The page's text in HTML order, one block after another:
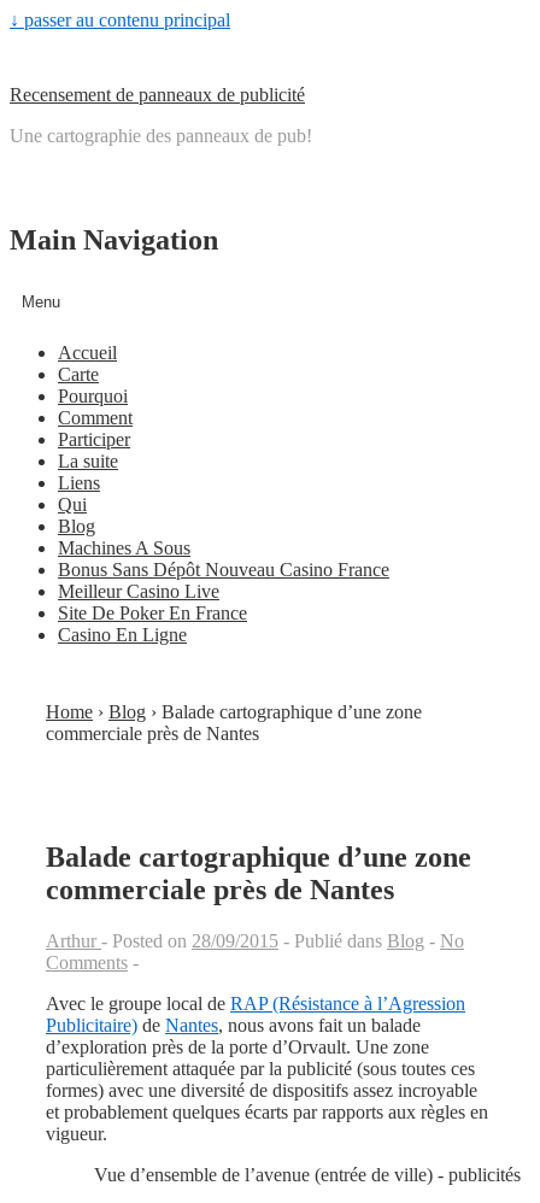
↓ passer au contenu principal
Recensement de panneaux de publicité
Une cartographie des panneaux de pub!
Main Navigation
Menu
Accueil
Carte
Pourquoi
Comment
Participer
La suite
Liens
Qui
Blog
Machines A Sous
Bonus Sans Dépôt Nouveau Casino France
Meilleur Casino Live
Site De Poker En France
Casino En Ligne
Home › Blog › Balade cartographique d’une zone
commerciale près de Nantes
Balade cartographique d’une zone
commerciale près de Nantes
Arthur Posted on 28/09/2015 Publié dans Blog
No
Comments
Avec le groupe local de RAP (Résistance à l’Agression
Publicitaire) de Nantes, nous avons fait un balade
d’exploration près de la porte d’Orvault. Une zone
particulièrement attaquée par la publicité (sous toutes ces
formes) avec une diversité de dispositifs assez incroyable
et probablement quelques écarts par rapports aux règles en
vigueur.
Vue d’ensemble de l’avenue (entrée de ville) - publicités